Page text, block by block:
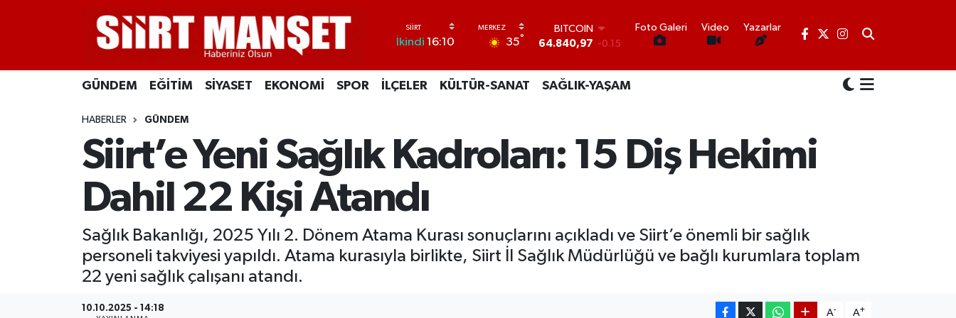
İkindi 16:10 35°
DOLAR
47,7436
0.18
STERLİN
BİST100
13.779
-14
Foto Galeri Video Yazarlar
GÜNDEM EĞİTİM SİYASET EKONOMİ SPOR İLÇELER KÜLTÜR-SANAT SAĞLIK-YAŞAM
HABERLER GÜNDEM
Siirt’e Yeni Sağlık Kadroları: 15 Diş Hekimi
Dahil 22 Kişi Atandı
Sağlık Bakanlığı, 2025 Yılı 2. Dönem Atama Kurası sonuçlarını açıkladı ve Siirt’e önemli bir sağlık
personeli takviyesi yapıldı. Atama kurasıyla birlikte, Siirt İl Sağlık Müdürlüğü ve bağlı kurumlara toplam
22 yeni sağlık çalışanı atandı.
10.10.2025 - 14:18 A- A+
SİYASET
EKONOMİ
İLÇELER
KÜLTÜR-SANAT
SAĞLIK-YAŞAM
Siirt Nöbetçi Eczaneler
Siirt Hava Durumu
Siirt Namaz Vakitleri
Siirt Trafik Yoğunluk Haritası
Süper Lig Puan Durumu ve Fikstür
Tüm Manşetler
Son Dakika Haberleri
Haber Arşivi